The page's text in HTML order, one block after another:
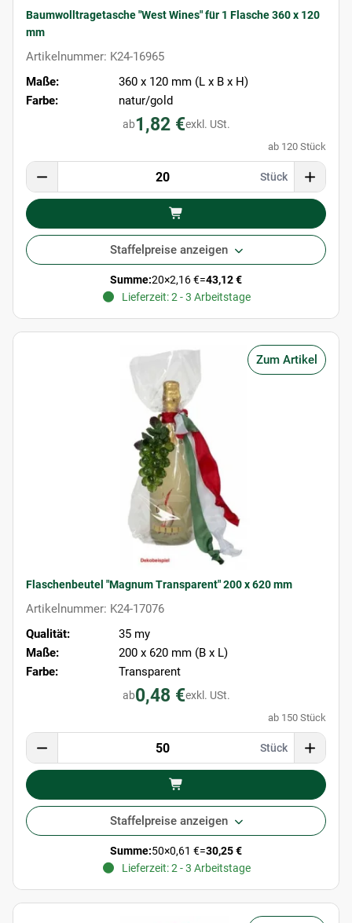
Baumwolltragetasche "West Wines" für 1 Flasche 360 x 120
mm
Artikelnummer: K24-16965
Maße:
360 x 120 mm (L x B x H)
Farbe:
natur/gold
ab1,82 €exkl. USt.
ab 120 Stück
Stück
Staffelpreise anzeigen
Summe:20×2,16 €=43,12 €
Lieferzeit: 2 - 3 Arbeitstage
Zum Artikel
Flaschenbeutel "Magnum Transparent" 200 x 620 mm
Artikelnummer: K24-17076
Qualität:
35 my
Maße:
200 x 620 mm (B x L)
Farbe:
Transparent
ab0,48 €exkl. USt.
ab 150 Stück
Stück
Staffelpreise anzeigen
Summe:50×0,61 €=30,25 €
Lieferzeit: 2 - 3 Arbeitstage